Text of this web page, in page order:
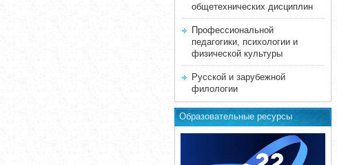
общетехнических дисциплин
Профессиональной
педагогики, психологии и
физической культуры
Русской и зарубежной
филологии
Образовательные ресурсы